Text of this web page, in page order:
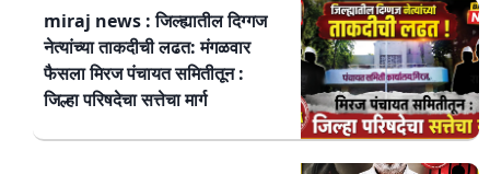
miraj news : जिल्ह्यातील दिग्गज
नेत्यांच्या ताकदीची लढत: मंगळवार
फैसला मिरज पंचायत समितीतून :
जिल्हा परिषदेचा सत्तेचा मार्ग